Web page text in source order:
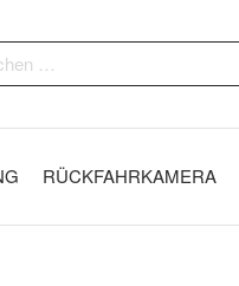
RÜCKFAHRKAMERA